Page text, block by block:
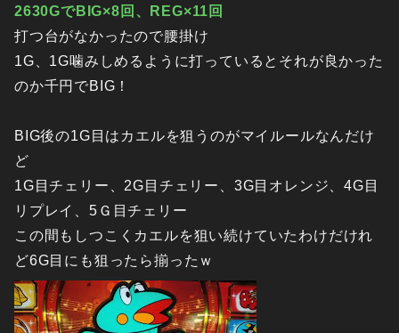
2630GでBIG×8回、REG×11回
打つ台がなかったので腰掛け
1G、1G噛みしめるように打っているとそれが良かった
のか千円でBIG！
BIG後の1G目はカエルを狙うのがマイルールなんだけ
ど
1G目チェリー、2G目チェリー、3G目オレンジ、4G目
リプレイ、5Ｇ目チェリー
この間もしつこくカエルを狙い続けていたわけだけれ
ど6G目にも狙ったら揃ったｗ